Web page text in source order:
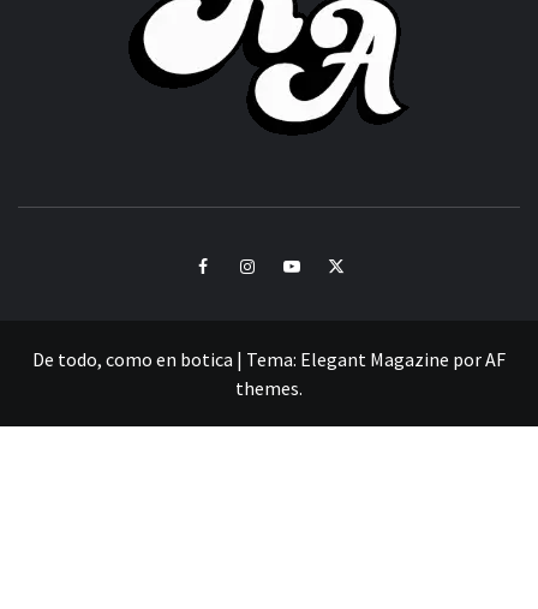
FacebookInstagramYoutubeTwitter
De todo, como en botica | Tema: Elegant Magazine porAF
themes.